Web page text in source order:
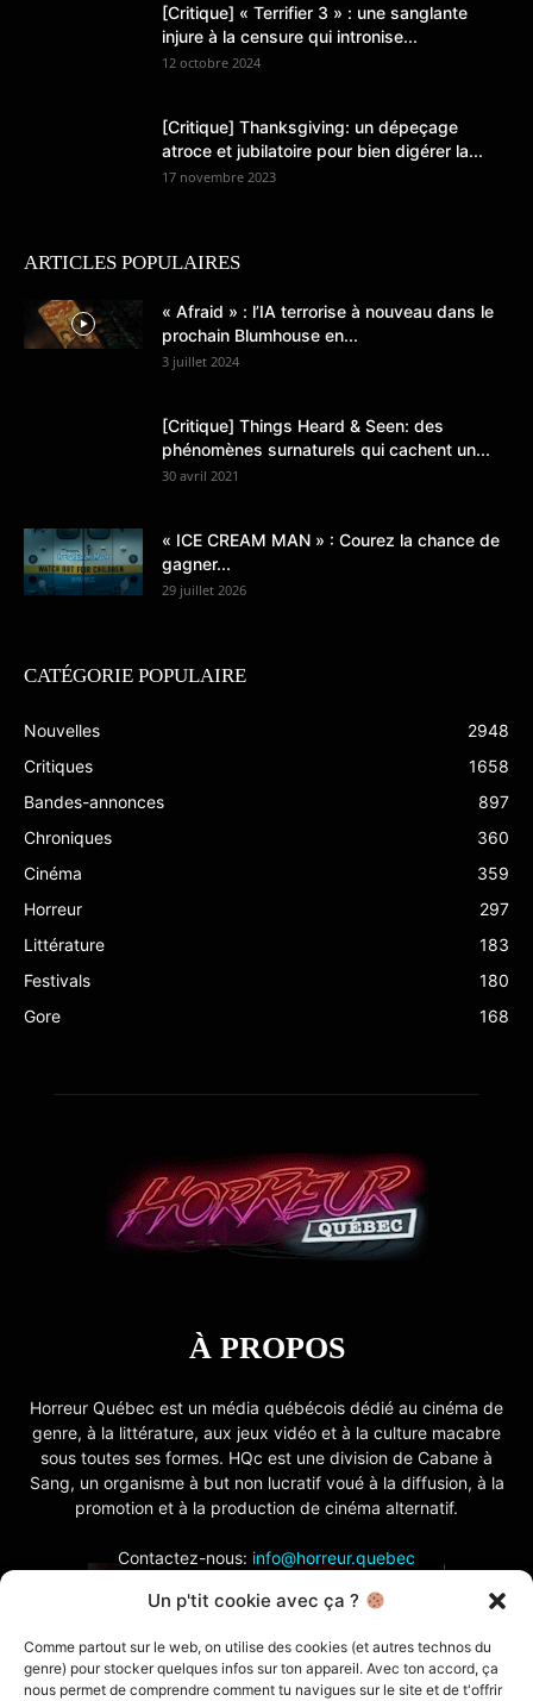
Un p'tit cookie avec ça ?
Comme partout sur le web, on utilise des cookies (et autres technos du
genre) pour stocker quelques infos sur ton appareil. Avec ton accord, ça
nous permet de comprendre comment tu navigues sur le site et de t'offrir
[Critique] « Terrifier 3 » : une sanglante
injure à la censure qui intronise...
12 octobre 2024
[Critique] Thanksgiving: un dépeçage
atroce et jubilatoire pour bien digérer la...
17 novembre 2023
ARTICLES POPULAIRES
« Afraid » : l’IA terrorise à nouveau dans le
prochain Blumhouse en...
3 juillet 2024
[Critique] Things Heard & Seen: des
phénomènes surnaturels qui cachent un...
30 avril 2021
« ICE CREAM MAN » : Courez la chance de
gagner...
29 juillet 2026
CATÉGORIE POPULAIRE
Nouvelles
2948
Critiques
1658
Bandes-annonces
897
Chroniques
360
Cinéma
359
Horreur
297
Littérature
183
Festivals
180
Gore
168
À PROPOS
Horreur Québec est un média québécois dédié au cinéma de
genre, à la littérature, aux jeux vidéo et à la culture macabre
sous toutes ses formes. HQc est une division de Cabane à
Sang, un organisme à but non lucratif voué à la diffusion, à la
promotion et à la production de cinéma alternatif.
Contactez-nous: info@horreur.quebec
SUIVEZ NOUS